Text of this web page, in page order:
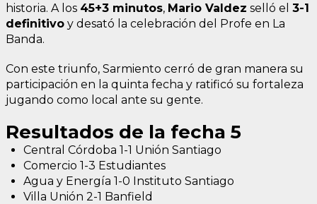
historia. A los 45+3 minutos, Mario Valdez selló el 3-1
definitivo y desató la celebración del Profe en La
Banda.
Con este triunfo, Sarmiento cerró de gran manera su
participación en la quinta fecha y ratificó su fortaleza
jugando como local ante su gente.
Resultados de la fecha 5
Central Córdoba 1-1 Unión Santiago
Comercio 1-3 Estudiantes
Agua y Energía 1-0 Instituto Santiago
Villa Unión 2-1 Banfield